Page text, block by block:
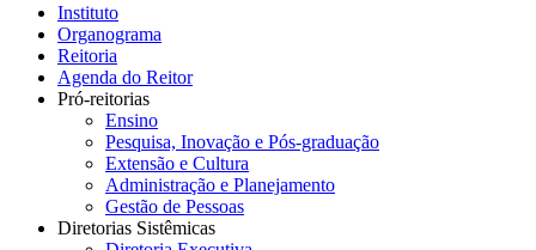
Instituto
Organograma
Reitoria
Agenda do Reitor
Pró-reitorias
Ensino
Pesquisa, Inovação e Pós-graduação
Extensão e Cultura
Administração e Planejamento
Gestão de Pessoas
Diretorias Sistêmicas